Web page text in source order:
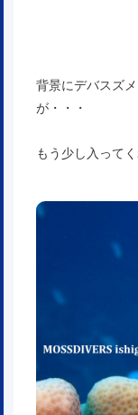
背景にデバスズ
が・・・
もう少し入って